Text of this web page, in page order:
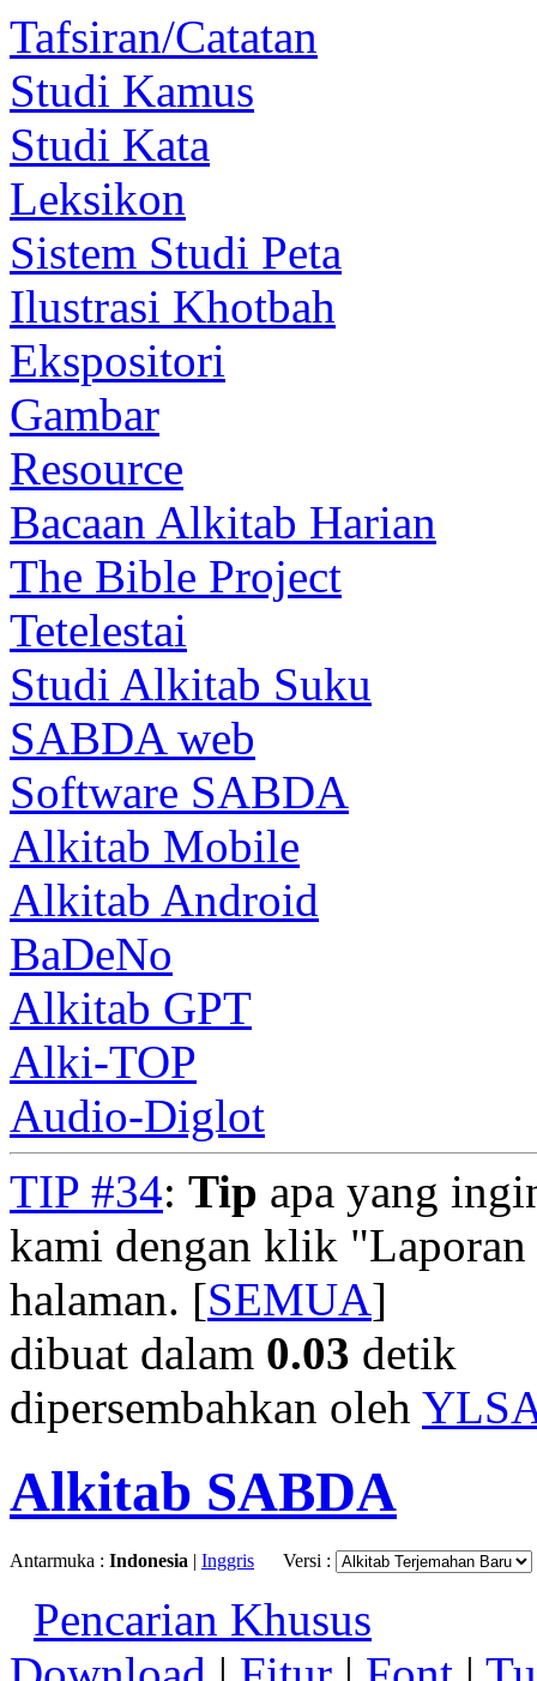
Tafsiran/Catatan
Studi Kamus
Studi Kata
Leksikon
Sistem Studi Peta
Ilustrasi Khotbah
Ekspositori
Gambar
Resource
Bacaan Alkitab Harian
The Bible Project
Tetelestai
Studi Alkitab Suku
SABDA web
Software SABDA
Alkitab Mobile
Alkitab Android
BaDeNo
Alkitab GPT
Alki-TOP
Audio-Diglot
TIP #34: Tip apa yang
kami dengan klik "Laporan
halaman. [SEMUA]
dibuat dalam 0.03 detik
dipersembahkan oleh
Alkitab SABDA
Antarmuka : Indonesia | Inggris Versi :
Pencarian Khusus